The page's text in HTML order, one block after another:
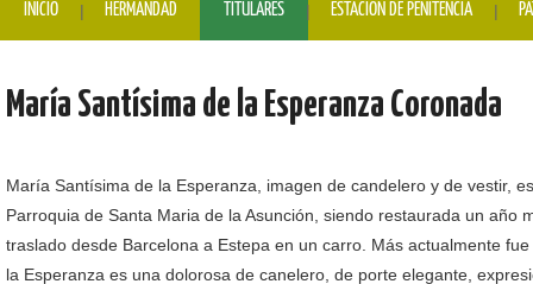
INICIO HERMANDAD TITULARES ESTACIÓN DE PENITENCIA
María Santísima de la Esperanza Coronada
María Santísima de la Esperanza, imagen de candelero y de vestir,
Parroquia de Santa Maria de la Asunción, siendo restaurada un
traslado desde Barcelona a Estepa en un carro. Más actualmente
la Esperanza es una dolorosa de canelero, de porte elegante,